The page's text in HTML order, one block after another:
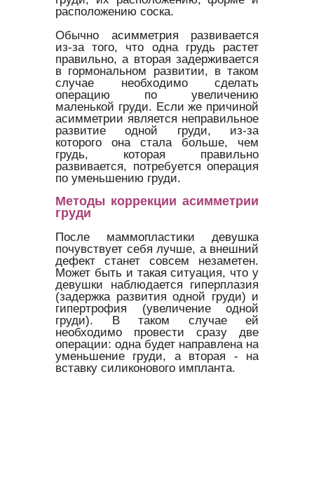
расположению соска.
Обычно асимметрия развивается
из-за того, что одна грудь растет
правильно, а вторая задерживается
в гормональном развитии, в таком
случае необходимо сделать
операцию по увеличению
маленькой груди. Если же причиной
асимметрии является неправильное
развитие одной груди, из-за
которого она стала больше, чем
грудь, которая правильно
развивается, потребуется операция
по уменьшению груди.
Методы коррекции асимметрии
груди
После маммопластики девушка
почувствует себя лучше, а внешний
дефект станет совсем незаметен.
Может быть и такая ситуация, что у
девушки наблюдается гиперплазия
(задержка развития одной груди) и
гипертрофия (увеличение одной
груди). В таком случае ей
необходимо провести сразу две
операции: одна будет направлена на
уменьшение груди, а вторая - на
вставку силиконового импланта.